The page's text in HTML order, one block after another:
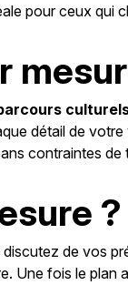
pour ceux qui
détail de
contraintes de
?
de vos
Une fois le plan